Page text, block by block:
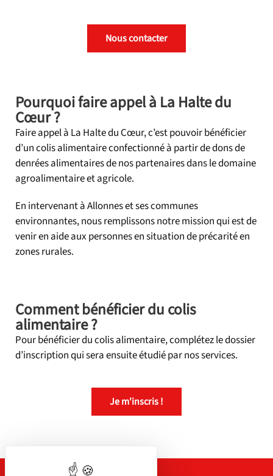
Nous contacter
Pourquoi faire appel à La Halte du
Cœur ?
Faire appel à La Halte du Cœur, c’est pouvoir bénéficier
d’un colis alimentaire confectionné à partir de dons de
denrées alimentaires de nos partenaires dans le domaine
agroalimentaire et agricole.
En intervenant à Allonnes et ses communes
environnantes, nous remplissons notre mission qui est de
venir en aide aux personnes en situation de précarité en
zones rurales.
Comment bénéficier du colis
alimentaire ?
Pour bénéficier du colis alimentaire, complétez le dossier
d’inscription qui sera ensuite étudié par nos services.
Je m'inscris !